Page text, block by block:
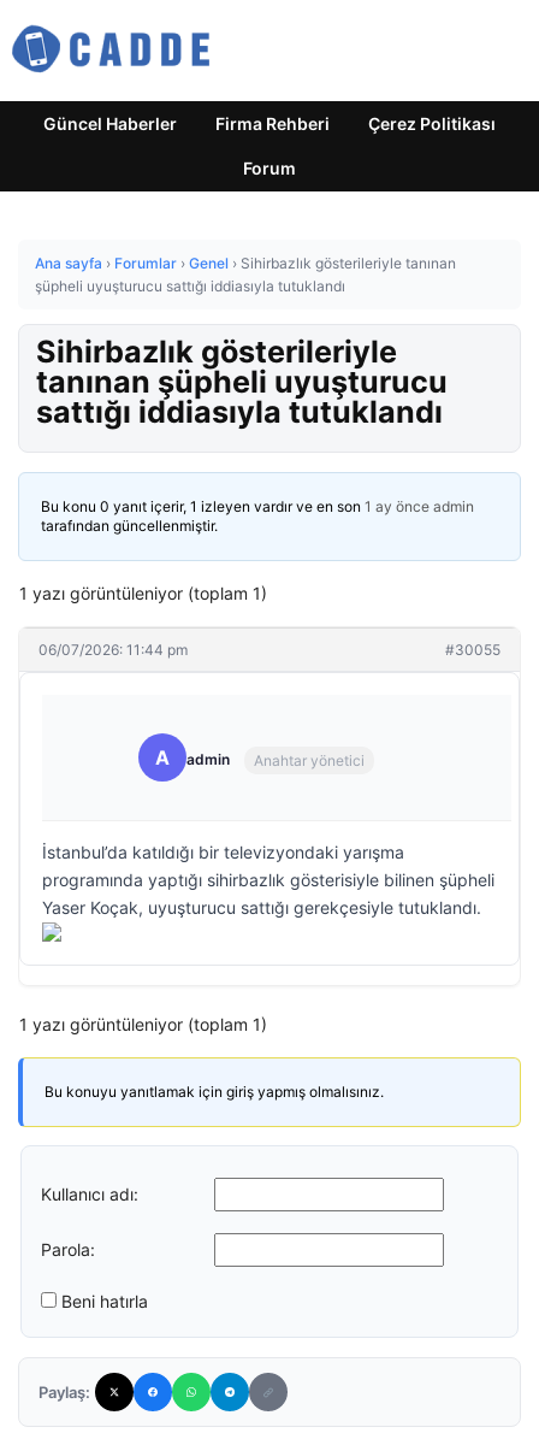
Güncel Haberler Firma Rehberi Çerez Politikası
Forum
Ana sayfa › Forumlar › Genel › Sihirbazlık gösterileriyle tanınan
şüpheli uyuşturucu sattığı iddiasıyla tutuklandı
Sihirbazlık gösterileriyle
tanınan şüpheli uyuşturucu
sattığı iddiasıyla tutuklandı
Bu konu 0 yanıt içerir, 1 izleyen vardır ve en son 1 ay önce admin
tarafından güncellenmiştir.
1 yazı görüntüleniyor (toplam 1)
06/07/2026: 11:44 pm #30055
A admin Anahtar yönetici
İstanbul’da katıldığı bir televizyondaki yarışma
programında yaptığı sihirbazlık gösterisiyle bilinen şüpheli
Yaser Koçak, uyuşturucu sattığı gerekçesiyle tutuklandı.
1 yazı görüntüleniyor (toplam 1)
Bu konuyu yanıtlamak için giriş yapmış olmalısınız.
Kullanıcı adı:
Parola:
Beni hatırla
Paylaş: